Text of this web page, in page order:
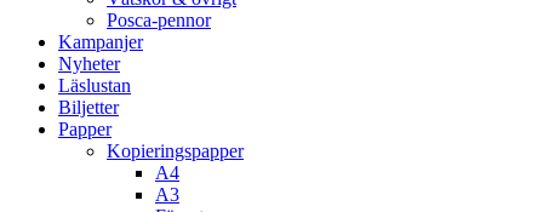
Posca-pennor
Kampanjer
Nyheter
Läslustan
Biljetter
Papper
Kopieringspapper
A4
A3